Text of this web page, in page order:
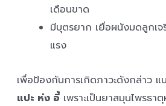
เดือนขาด
มีบุตรยาก เยื่อผนังมดลูกเ
แรง
เพื่อป้องกันการเกิดภาวะดังกล่าว แ
แปะ ห่ง อี้ เพราะเป็นยาสมุนไพรธา